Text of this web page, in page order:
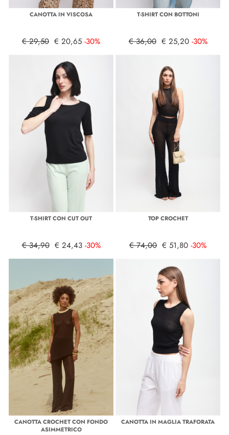
CANOTTA IN VISCOSA
€ 29,50 € 20,65 -30%
T-SHIRT CON BOTTONI
€ 36,00 € 25,20 -30%
T-SHIRT CON CUT OUT
€ 34,90 € 24,43 -30%
TOP CROCHET
€ 74,00 € 51,80 -30%
CANOTTA CROCHET CON FONDO
ASIMMETRICO
CANOTTA IN MAGLIA TRAFORATA